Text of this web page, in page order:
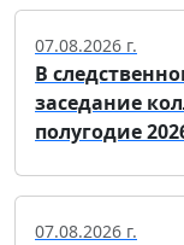
07.08.2026 г.
В
заседание
полугодие
07.08.2026 г.